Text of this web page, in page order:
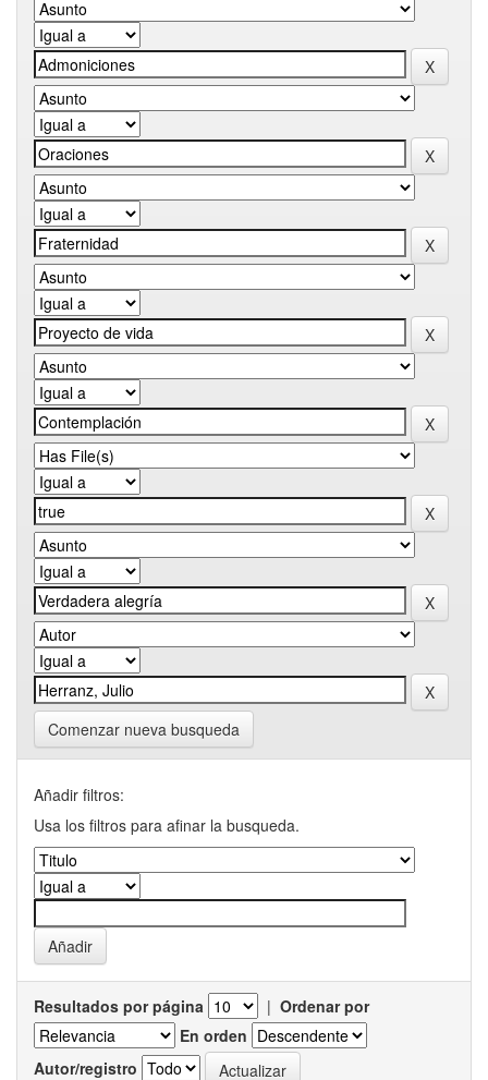
Comenzar nueva busqueda
Añadir filtros:
Usa los filtros para afinar la busqueda.
Resultados por página | Ordenar por
En orden
Autor/registro